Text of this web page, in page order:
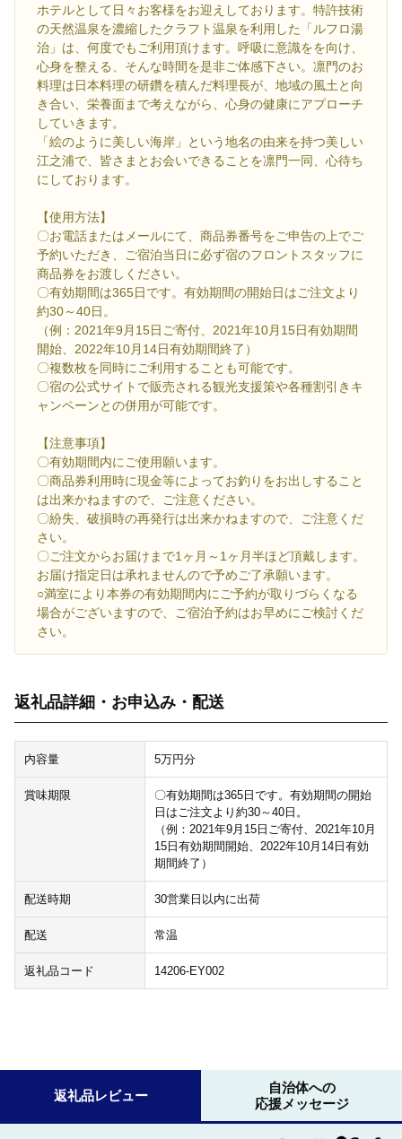
ホテルとして日々お客様をお迎えしております。特許技術
の天然温泉を濃縮したクラフト温泉を利用した「ルフロ湯
治」は、何度でもご利用頂けます。呼吸に意識をを向け、
心身を整える、そんな時間を是非ご体感下さい。凛門のお
料理は日本料理の研鑽を積んだ料理長が、地域の風土と向
き合い、栄養面まで考えながら、心身の健康にアプローチ
していきます。
「絵のように美しい海岸」という地名の由来を持つ美しい
江之浦で、皆さまとお会いできることを凛門一同、心待ち
にしております。
【使用方法】
〇お電話またはメールにて、商品券番号をご申告の上でご
予約いただき、ご宿泊当日に必ず宿のフロントスタッフに
商品券をお渡しください。
〇有効期間は365日です。有効期間の開始日はご注文より
約30～40日。
（例：2021年9月15日ご寄付、2021年10月15日有効期間
開始、2022年10月14日有効期間終了）
〇複数枚を同時にご利用することも可能です。
〇宿の公式サイトで販売される観光支援策や各種割引きキ
ャンペーンとの併用が可能です。
【注意事項】
〇有効期間内にご使用願います。
〇商品券利用時に現金等によってお釣りをお出しすること
は出来かねますので、ご注意ください。
〇紛失、破損時の再発行は出来かねますので、ご注意くだ
さい。
〇ご注文からお届けまで1ヶ月～1ヶ月半ほど頂戴します。
お届け指定日は承れませんので予めご了承願います。
○満室により本券の有効期間内にご予約が取りづらくなる
場合がございますので、ご宿泊予約はお早めにご検討くだ
さい。
返礼品詳細・お申込み・配送
内容量 5万円分
賞味期限
〇有効期間は365日です。有効期間の開始
日はご注文より約30～40日。
（例：2021年9月15日ご寄付、2021年10月
15日有効期間開始、2022年10月14日有効
期間終了）
配送時期 30営業日以内に出荷
配送 常温
返礼品コード 14206-EY002
返礼品レビュー
自治体への
応援メッセージ